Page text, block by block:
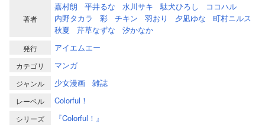
著者
嘉村朗 平井るな 水川サキ 駄犬ひろし
ココハル
内野タカラ
彩 チキン 羽おり 夕凪ゆな
町村ニルス
秋夏
芹草なずな 汐かなか
発行 アイエムエー
カテゴリ マンガ
ジャンル 少女漫画 雑誌
レーベル Colorful！
シリーズ
『Colorful！』